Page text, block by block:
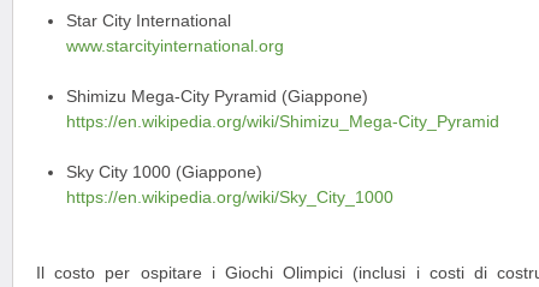
Star City International
www.starcityinternational.org
Shimizu Mega-City Pyramid (Giappone)
https://en.wikipedia.org/wiki/Shimizu_Mega-City_Pyramid
Sky City 1000 (Giappone)
https://en.wikipedia.org/wiki/Sky_City_1000
Il costo per ospitare i Giochi Olimpici (inclusi i costi di